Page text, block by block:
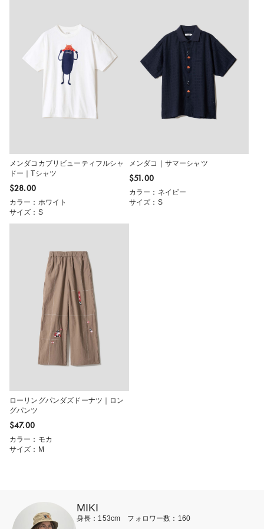
メンダコカブリビューティフルシャ
ドー｜Tシャツ
$‌28.00
カラー：ホワイト
サイズ：S
メンダコ｜サマーシャツ
$‌51.00
カラー：ネイビー
サイズ：S
ローリングパンダズドーナツ｜ロン
グパンツ
$‌47.00
カラー：モカ
サイズ：M
MIKI
身長：153cm フォロワー数：160